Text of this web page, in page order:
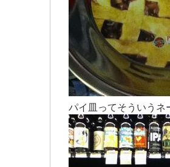
パイ皿ってそういうネ